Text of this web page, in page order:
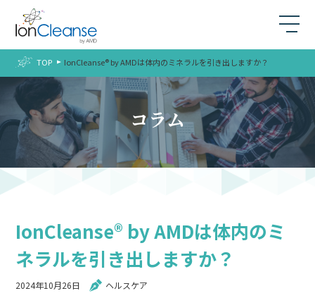
TOP IonCleanse® by AMDは体内のミネラルを引き出しますか？
コラム
IonCleanse® by AMDは体内のミ
ネラルを引き出しますか？
2024年10月26日 ヘルスケア